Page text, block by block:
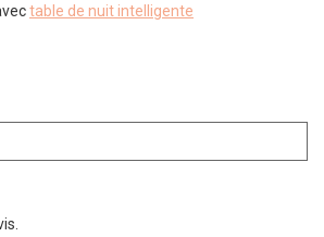
table de nuit intelligente